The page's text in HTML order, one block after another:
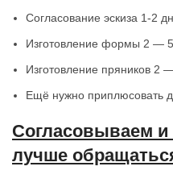
Согласование эскиза 1-2
Изготовление формы 2 —
Изготовление пряников 2
Ещё нужно приплюсовать
Согласовываем
лучше